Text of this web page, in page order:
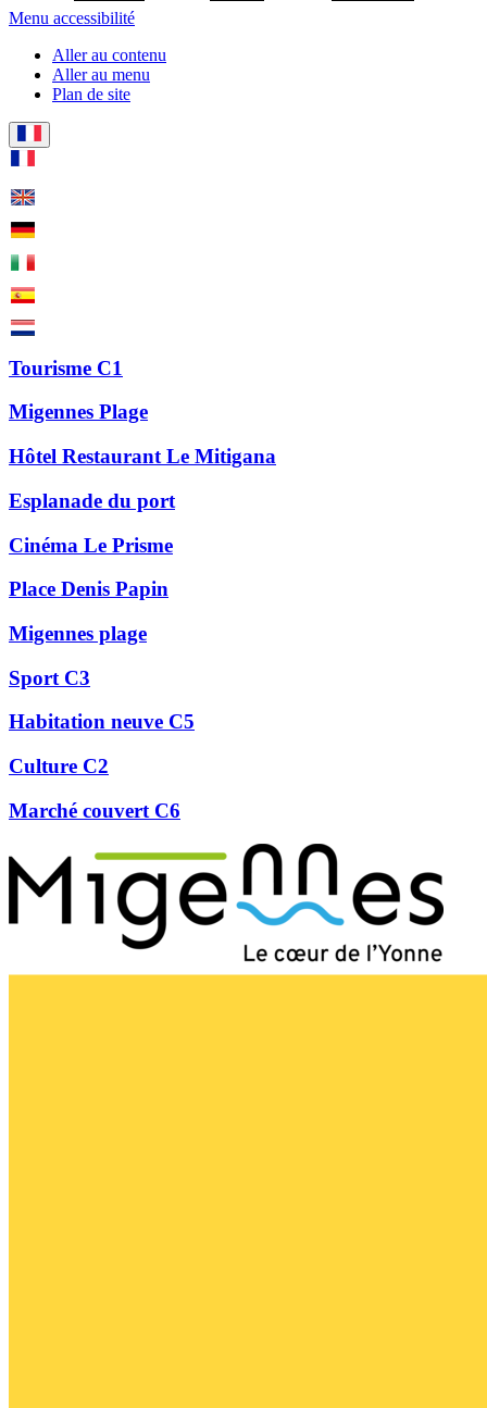
Menu accessibilité
Aller au contenu
Aller au menu
Plan de site
Tourisme C1
Migennes Plage
Hôtel Restaurant Le Mitigana
Esplanade du port
Cinéma Le Prisme
Place Denis Papin
Migennes plage
Sport C3
Habitation neuve C5
Culture C2
Marché couvert C6
Précédent
Suivant